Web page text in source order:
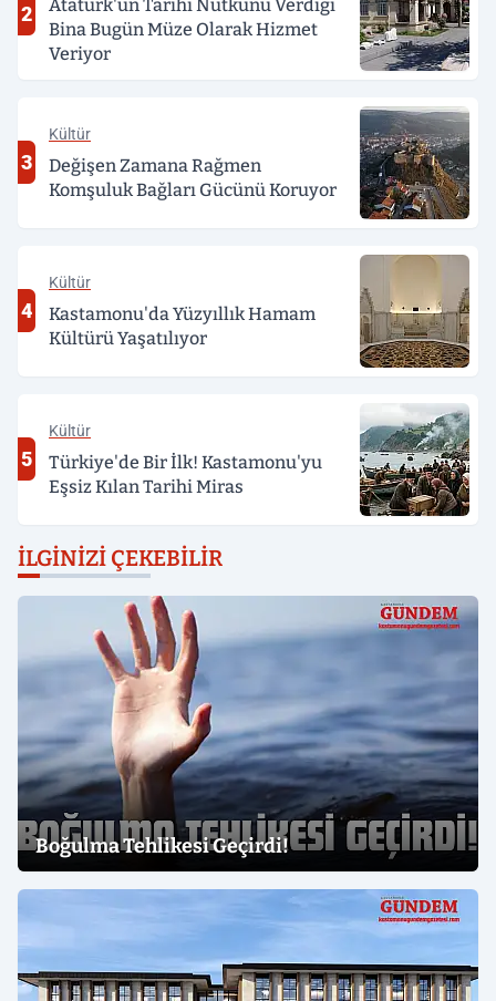
2
Atatürk'ün Tarihi Nutkunu Verdiği
Bina Bugün Müze Olarak Hizmet
Veriyor
3
Kültür
Değişen Zamana Rağmen
Komşuluk Bağları Gücünü Koruyor
4
Kültür
Kastamonu'da Yüzyıllık Hamam
Kültürü Yaşatılıyor
5
Kültür
Türkiye'de Bir İlk! Kastamonu'yu
Eşsiz Kılan Tarihi Miras
İLGINIZI ÇEKEBILIR
Boğulma Tehlikesi Geçirdi!